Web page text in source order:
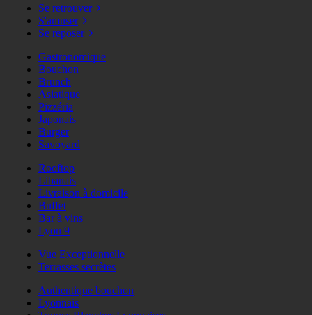
Se retrouver
S'amuser
Se reposer
Gastronomique
Bouchon
Brunch
Asiatique
Pizzéria
Japonais
Burger
Savoyard
Rooftop
Libanais
Livraison à domicile
Buffet
Bar à vins
Lyon 9
Vue Exceptionnelle
Terrasses secrètes
Authentique bouchon
Lyonnais